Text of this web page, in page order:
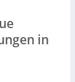
in